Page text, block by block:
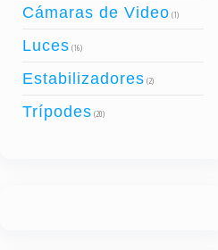
Cámaras de Video (1)
Luces (16)
Estabilizadores (2)
Trípodes (20)